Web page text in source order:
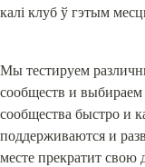
калі клуб ў гэтым
Мы тестируем
сообществ и выбираем
сообщества быстро и
поддерживаются и
месте прекратит свою